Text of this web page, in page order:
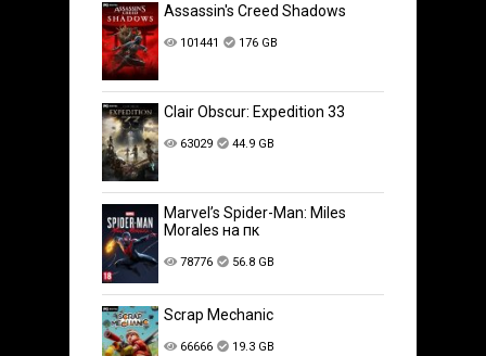
Assassin's Creed Shadows
101441 176 GB
Clair Obscur: Expedition 33
63029 44.9 GB
Marvel’s Spider-Man: Miles
Morales на пк
78776 56.8 GB
Scrap Mechanic
66666 19.3 GB